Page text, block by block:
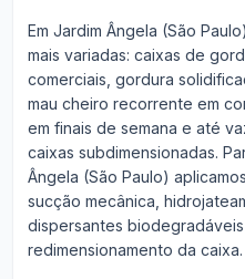
Em Jardim Ângela (São
mais variadas: caixas de
comerciais, gordura
mau cheiro recorrente em
em finais de semana e até
caixas subdimensionadas.
Ângela (São Paulo)
sucção mecânica,
dispersantes
redimensionamento da caixa.